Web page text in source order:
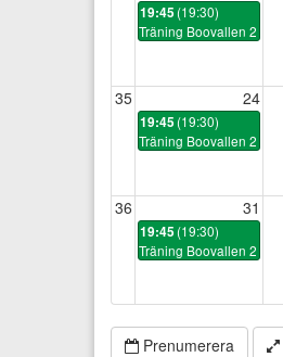
19:45(19:30)
Träning Boovallen 2
19:45(19:30)
Träning Boovallen 2
19:45(19:30)
Träning Boovallen 2
35 24
36 31
Prenumerera